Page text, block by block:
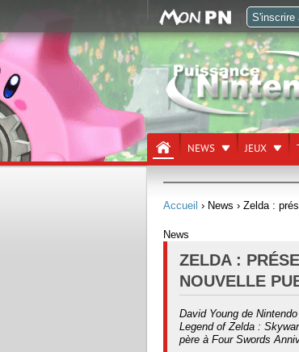
NEWS JEUX
Accueil › News › Zelda :
News
ZELDA :
NOUVELLE
David Young de
Legend of Zelda :
père à Four Swords
S'inscrire